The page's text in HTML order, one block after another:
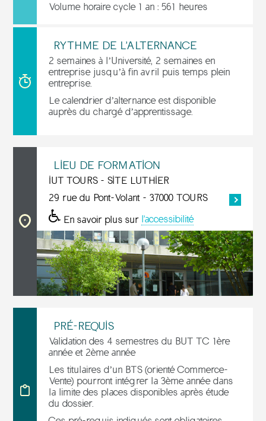
Volume horaire cycle 1 an : 561 heures
RYTHME DE L'ALTERNANCE
2 semaines à l’Université, 2 semaines en
entreprise jusqu’à fin avril puis temps plein
entreprise.
Le calendrier d’alternance est disponible
auprès du chargé d’apprentissage.
LIEU DE FORMATION
IUT TOURS - SITE LUTHIER
29 rue du Pont-Volant - 37000 TOURS
En savoir plus sur l'accessibilité
PRÉ-REQUIS
Validation des 4 semestres du BUT TC 1ère
annéeet 2ème année
Les titulaires d’un BTS (orienté Commerce-
Vente) pourront intégrer la 3ème année dans
la limite des places disponibles après étude
du dossier.